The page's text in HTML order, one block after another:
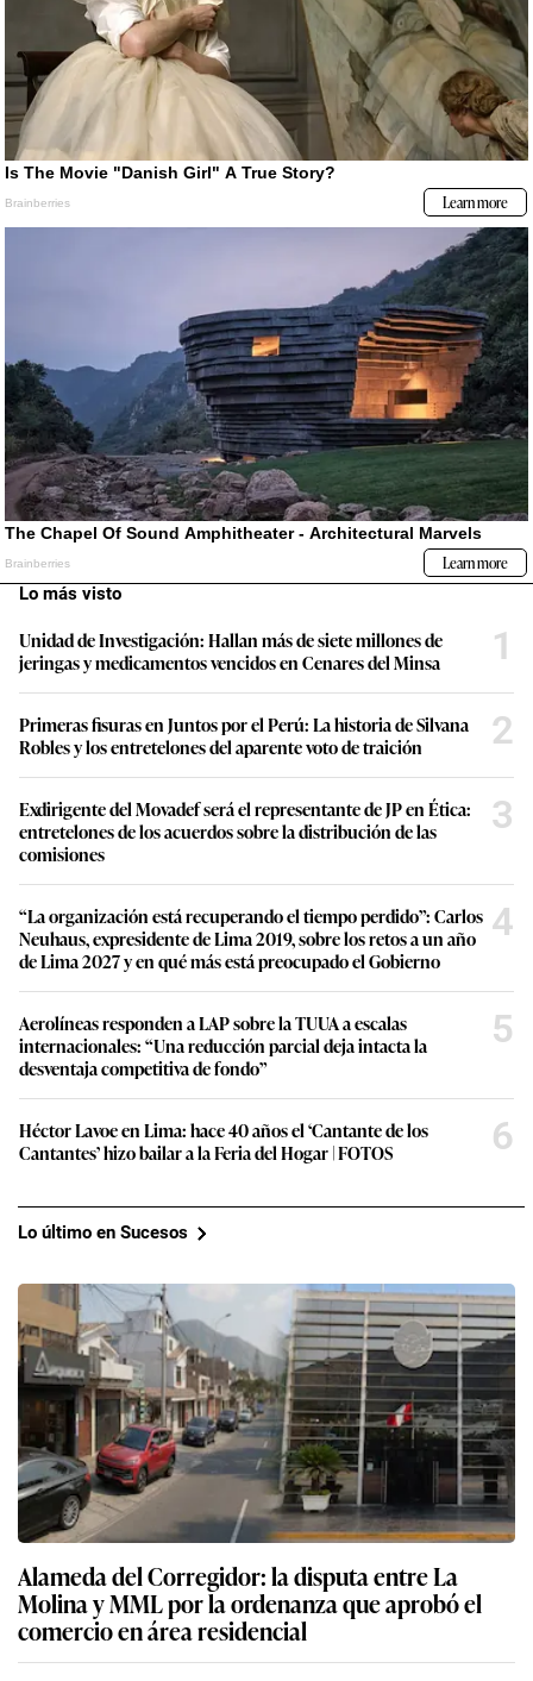
Lo más visto
Unidad de Investigación: Hallan más de siete millones de
jeringas y medicamentos vencidos en Cenares del Minsa
1
Primeras fisuras en Juntos por el Perú: La historia de Silvana
Robles y los entretelones del aparente voto de traición
2
Exdirigente del Movadef será el representante de JP en Ética:
entretelones de los acuerdos sobre la distribución de las
comisiones
3
“La organización está recuperando el tiempo perdido”: Carlos
Neuhaus, expresidente de Lima 2019, sobre los retos a un año
de Lima 2027 y en qué más está preocupado el Gobierno
4
Aerolíneas responden a LAP sobre la TUUA a escalas
internacionales: “Una reducción parcial deja intacta la
desventaja competitiva de fondo”
5
Héctor Lavoe en Lima: hace 40 años el ‘Cantante de los
Cantantes’ hizo bailar a la Feria del Hogar | FOTOS
6
Lo último en Sucesos
Alameda del Corregidor: la disputa entre La
Molina y MML por la ordenanza que aprobó el
comercio en área residencial